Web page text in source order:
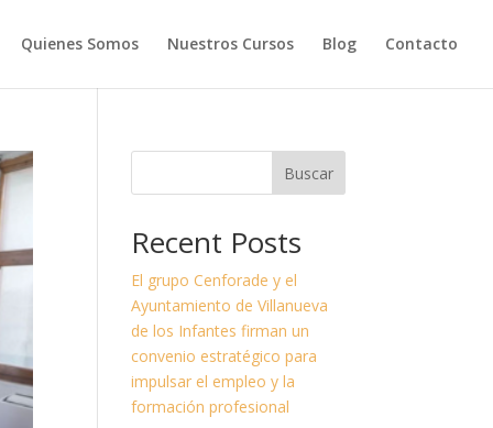
Quienes Somos Nuestros Cursos Blog Contacto
Buscar
Recent Posts
El grupo Cenforade y el
Ayuntamiento de Villanueva
de los Infantes firman un
convenio estratégico para
impulsar el empleo y la
formación profesional